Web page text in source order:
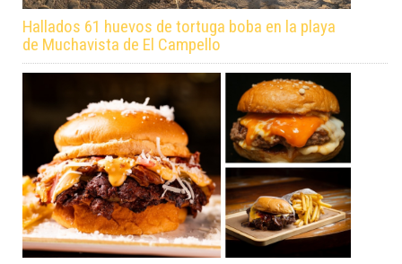
Hallados 61 huevos de tortuga boba en la playa
de Muchavista de El Campello